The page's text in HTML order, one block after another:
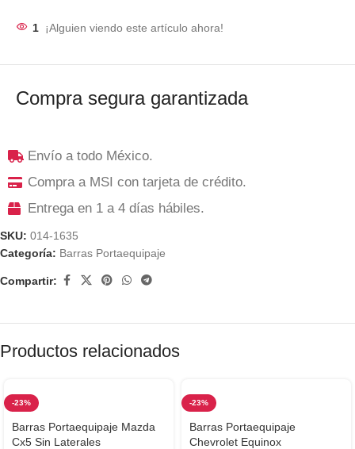
1 ¡Alguien viendo este artículo ahora!
Compra segura garantizada
Envío a todo México.
Compra a MSI con tarjeta de crédito.
Entrega en 1 a 4 días hábiles.
SKU: 014-1635
Categoría: Barras Portaequipaje
Compartir:
Productos relacionados
-23%
Barras Portaequipaje Mazda
Cx5 Sin Laterales
-23%
Barras Portaequipaje
Chevrolet Equinox